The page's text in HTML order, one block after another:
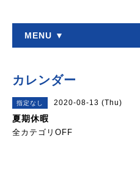
MENU ▼
カレンダー
指定なし 2020-08-13 (Thu)
夏期休暇
全カテゴリOFF